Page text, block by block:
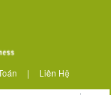
| Liên Hệ